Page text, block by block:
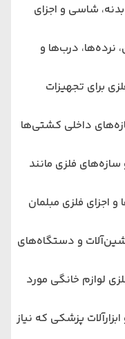
شاسی و اجزای
درب‌ها و
برای تجهیزات
داخلی کشتی‌ها
فلزی مانند
اجزای فلزی مبلمان
و دستگاه‌های
لوازم خانگی مورد
پزشکی که نیاز